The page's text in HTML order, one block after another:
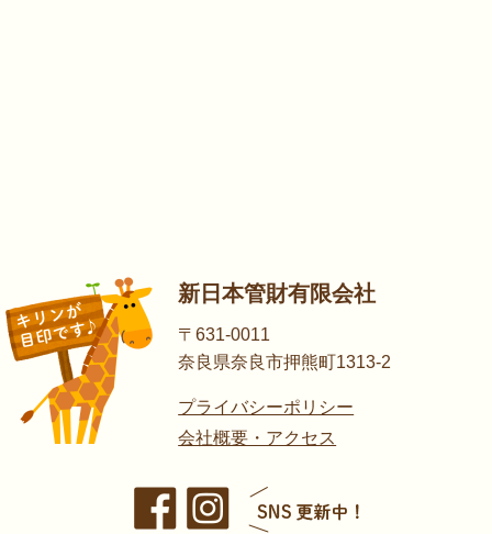
新日本管財有限会社
〒631-0011
奈良県奈良市押熊町1313-2
プライバシーポリシー
会社概要・アクセス